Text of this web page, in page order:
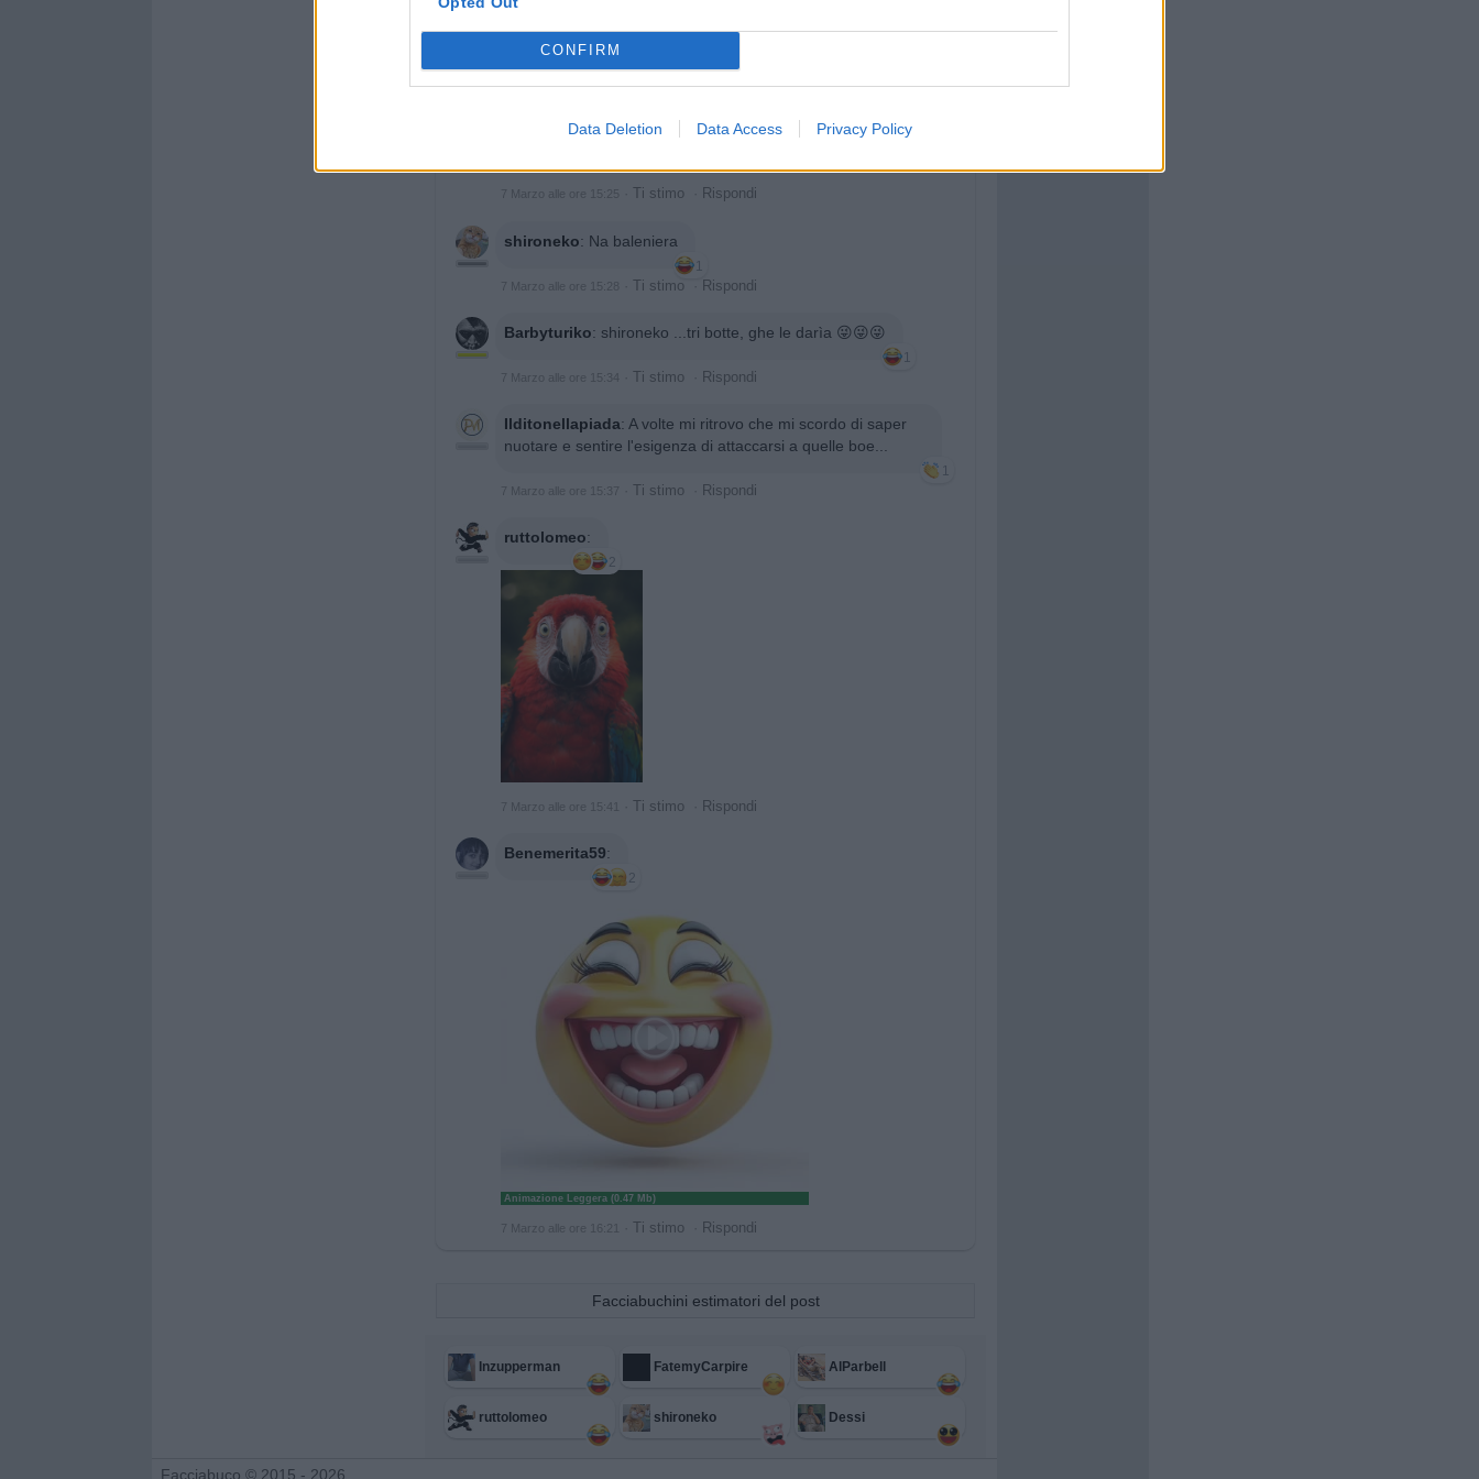
CONFIRM
Data Deletion Data Access Privacy Policy
7 Marzo alle ore 15:25 Ti stimo Rispondi
shironeko: Na baleniera
1
7 Marzo alle ore 15:28 Ti stimo Rispondi
Barbyturiko: shironeko ...tri botte, ghe le darìa 😜😜😜
1
7 Marzo alle ore 15:34 Ti stimo Rispondi
Ilditonellapiada: A volte mi ritrovo che mi scordo di saper
nuotare e sentire l'esigenza di attaccarsi a quelle boe...
1
7 Marzo alle ore 15:37 Ti stimo Rispondi
ruttolomeo:
2
7 Marzo alle ore 15:41 Ti stimo Rispondi
Benemerita59:
2
Animazione Leggera (0.47 Mb)
7 Marzo alle ore 16:21 Ti stimo Rispondi
Facciabuchini estimatori del post
Inzupperman FatemyCarpire AlParbell
ruttolomeo shironeko Dessi
Facciabuco © 2015 - 2026